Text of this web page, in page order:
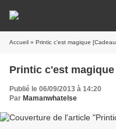
Accueil » Printic c'est magique
Printic c'est magique
Publié le 06/09/2013 à 14:20
Par Mamanwhatelse